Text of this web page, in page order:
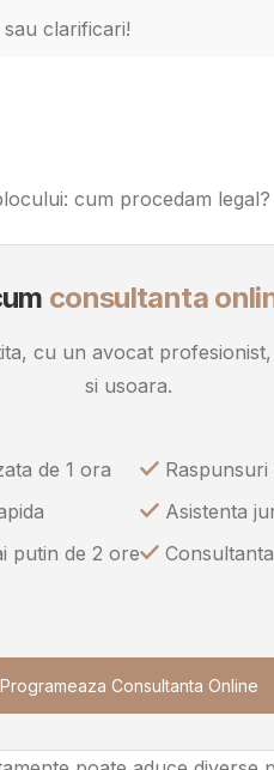
clarificari!
cum procedam legal?
consultanta
cu un avocat
si usoara.
de 1 ora
putin de 2 ore
Asistenta
Programeaza Consultanta Online